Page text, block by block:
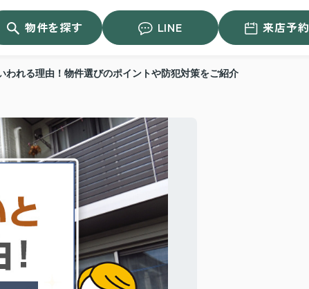
物件を探す LINE 来店予約
われる理由！物件選びのポイントや防犯対策をご紹介